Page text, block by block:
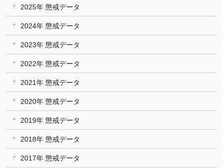
2025年 懲戒データ
2024年 懲戒データ
2023年 懲戒データ
2022年 懲戒データ
2021年 懲戒データ
2020年 懲戒データ
2019年 懲戒データ
2018年 懲戒データ
2017年 懲戒データ